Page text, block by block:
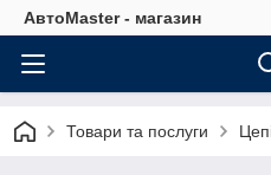
АвтоMaster - магазин
Товари та послуги